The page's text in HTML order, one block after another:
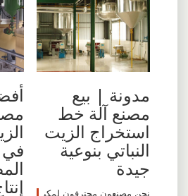
مدونة | بيع
مصنع آلة خط
استخراج الزيت
النباتي بنوعية
جيدة
نحن مصنعون محترفون لمكب